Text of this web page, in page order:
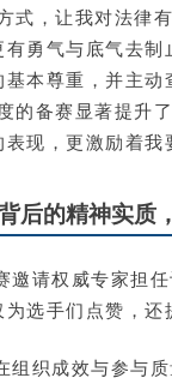
式，让我对法律
勇气与底气去
本尊重，并主
的备赛显著提升
现，更激励着
后的精神实质
邀请权威专家担
选手们点赞，
组织成效与参与